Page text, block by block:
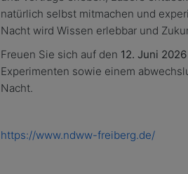
natürlich selbst mitmachen und
Nacht wird Wissen erlebbar und
Freuen Sie sich auf den 12. Juni 2026
Experimenten sowie einem
Nacht.
https://www.ndww-freiberg.de/